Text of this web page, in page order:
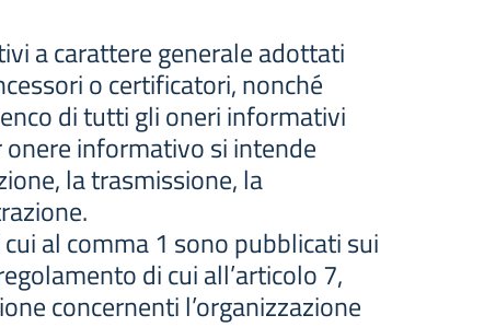
a carattere generale adottati
o certificatori, nonché
di tutti gli oneri informativi
informativo si intende
la trasmissione, la
al comma 1 sono pubblicati sui
di cui all’articolo 7,
concernenti l’organizzazione